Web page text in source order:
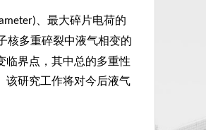
、最大碎片电荷的
核多重碎裂中液气相变的
临界点，其中总的多重性
该研究工作将对今后液气